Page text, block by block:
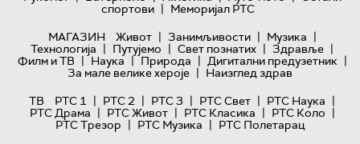
спортови | Меморијал РТС
МАГАЗИН
Живот | Занимљивости | Музика |
Технологијa | Путујемо | Свет познатих | Здравље |
Филм и ТВ | Наука | Природа | Дигитални предузетник |
За мале велике хероје | Наизглед здрав
ТВ
РТС 1 | РТС 2 | РТС 3 | РТС Свет | РТС Наука |
РТС Драма | РТС Живот | РТС Класика | РТС Коло |
РТС Трезор | РТС Музика | РТС Полетарац